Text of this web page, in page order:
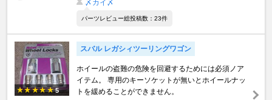
〆カイ〆
パーツレビュー総投稿数：23件
5
スバル レガシィツーリングワゴン
ホイールの盗難の危険を回避するためには必須ノア
イテム。 専用のキーソケットが無いとホイールナッ
トを緩めることができません。